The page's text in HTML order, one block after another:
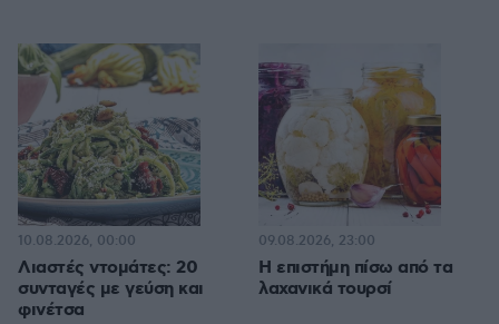
Λιαστές ντομάτες: 20
συνταγές με γεύση και
φινέτσα
10.08.2026, 00:00
Η επιστήμη πίσω από τα
λαχανικά τουρσί
09.08.2026, 23:00